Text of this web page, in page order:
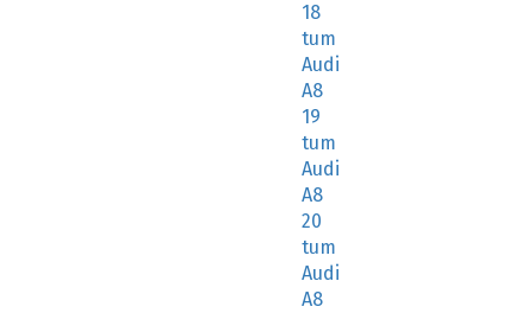
18
tum
Audi
A8
19
tum
Audi
A8
20
tum
Audi
A8